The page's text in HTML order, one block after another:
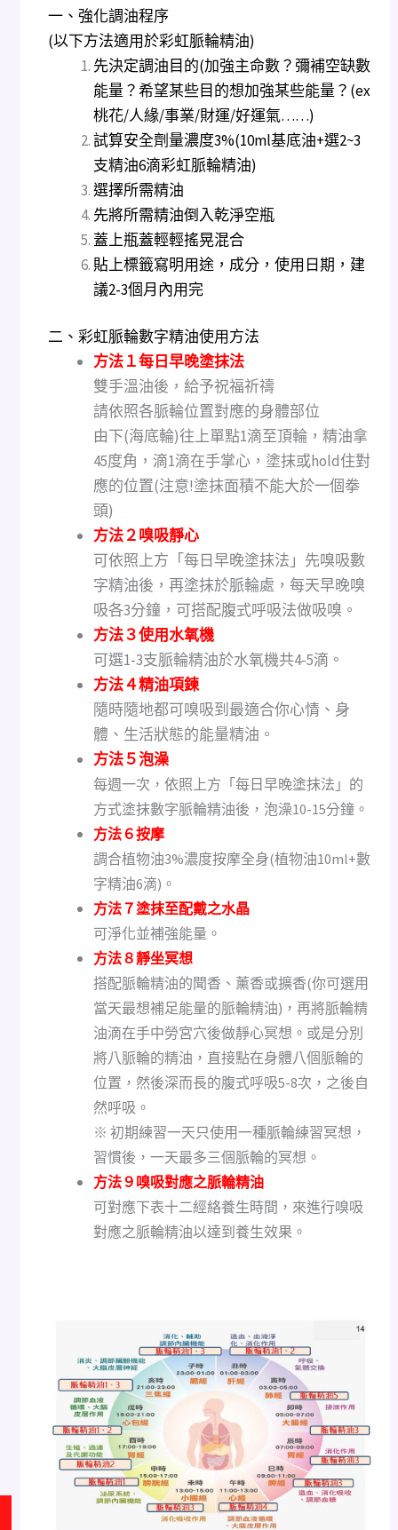
一、強化調油程序
(以下方法適用於彩虹脈輪精油)
先決定調油目的(加強主命數？彌補空缺數
能量？希望某些目的想加強某些能量？(ex
桃花/人緣/事業/財運/好運氣……)
試算安全劑量濃度3%(10ml基底油+選2~3
支精油6滴彩虹脈輪精油)
選擇所需精油
先將所需精油倒入乾淨空瓶
蓋上瓶蓋輕輕搖晃混合
貼上標籤寫明用途，成分，使用日期，建
議2-3個月內用完
二、彩虹脈輪數字精油使用方法
方法１每日早晚塗抹法
雙手溫油後，給予祝福祈禱
請依照各脈輪位置對應的身體部位
由下(海底輪)往上單點1滴至頂輪，精油拿
45度角，滴1滴在手掌心，塗抹或hold住對
應的位置(注意!塗抹面積不能大於一個拳
頭)
方法２嗅吸靜心
可依照上方「每日早晚塗抹法」先嗅吸數
字精油後，再塗抹於脈輪處，每天早晚嗅
吸各3分鐘，可搭配腹式呼吸法做吸嗅。
方法３使用水氧機
可選1-3支脈輪精油於水氧機共4-5滴。
方法４精油項鍊
隨時隨地都可嗅吸到最適合你心情、身
體、生活狀態的能量精油。
方法５泡澡
每週一次，依照上方「每日早晚塗抹法」的
方式塗抹數字脈輪精油後，泡澡10-15分鐘。
方法６按摩
調合植物油3%濃度按摩全身(植物油10ml+數
字精油6滴)。
方法７塗抹至配戴之水晶
可淨化並補強能量。
方法８靜坐冥想
搭配脈輪精油的聞香、薰香或擴香(你可選用
當天最想補足能量的脈輪精油)，再將脈輪精
油滴在手中勞宮穴後做靜心冥想。或是分別
將八脈輪的精油，直接點在身體八個脈輪的
位置，然後深而長的腹式呼吸5-8次，之後自
然呼吸。
※ 初期練習一天只使用一種脈輪練習冥想，
習慣後，一天最多三個脈輪的冥想。
方法９嗅吸對應之脈輪精油
可對應下表十二經絡養生時間，來進行嗅吸
對應之脈輪精油以達到養生效果。